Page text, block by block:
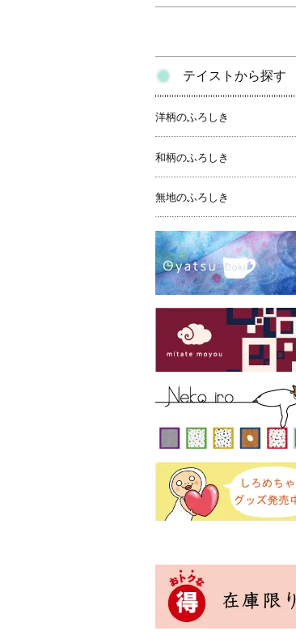
テイストから探す
洋柄のふろしき
和柄のふろしき
無地のふろしき